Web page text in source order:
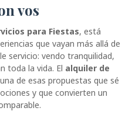
vos
para Fiestas, está
que vayan más allá de
servicio: vendo tranquilidad,
toda la vida. El alquiler de
de esas propuestas que sé
y que convierten un